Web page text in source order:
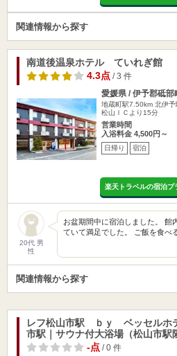
関連情報から探す
南道後温泉ホテル ていれぎ館
4.3点/ 3 件
愛媛県 / 伊予郡砥部
地蔵町駅7.50km 北伊
松山ＩＣより15分
営業時間
入浴料金 4,500円～
日帰り 宿泊
楽天トラベルの宿泊プ
20代 男
性
お盆期間中に宿泊しました。 館
ていて満足でした。 ご飯を食べ
関連情報から探す
レフ松山市駅 ｂｙ ベッセルホ
市駅｜サウナ付大浴場（松山市駅
-点/ 0 件